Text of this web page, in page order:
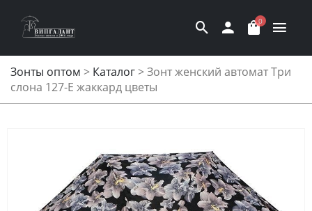
0
Зонты оптом > Каталог>Зонт женский автомат Три
слона 127-E жаккард цветы